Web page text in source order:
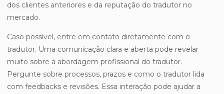
dos clientes anteriores e da reputação do tradutor no
mercado.
Caso possível, entre em contato diretamente com o
tradutor. Uma comunicação clara e aberta pode revelar
muito sobre a abordagem profissional do tradutor.
Pergunte sobre processos, prazos e como o tradutor lida
com feedbacks e revisões. Essa interação pode ajudar a